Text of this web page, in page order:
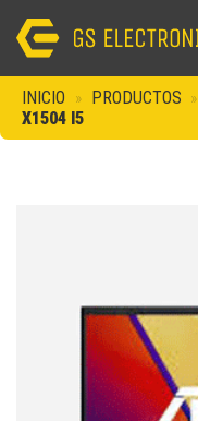
INICIO » PRODUCTOS »
X1504 I5